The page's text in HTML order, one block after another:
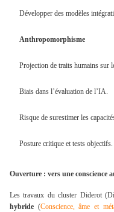
Développer des modèles
Anthropomorphisme
Projection de traits humains sur
Biais dans l’évaluation de l’IA.
Risque de surestimer les
Posture critique et tests objectifs.
Ouverture : vers une conscience
Les travaux du cluster Diderot
hybride (Conscience, âme et